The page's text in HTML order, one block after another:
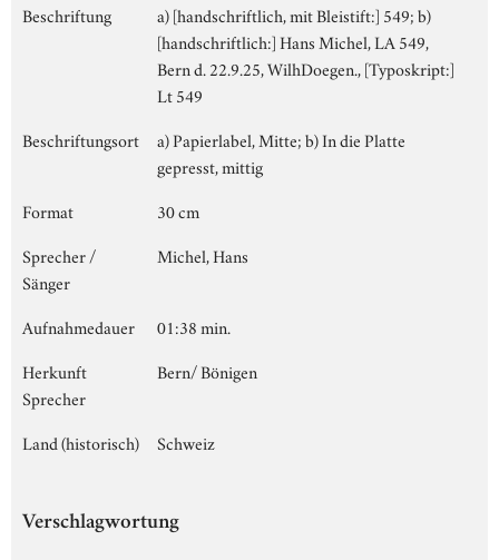
Beschriftung
a) [handschriftlich, mit Bleistift:] 549; b)
[handschriftlich:] Hans Michel, LA 549,
Bern d. 22.9.25, WilhDoegen., [Typoskript:]
Lt 549
Beschriftungsort
a) Papierlabel, Mitte; b) In die Platte
gepresst, mittig
Format
30 cm
Sprecher /
Sänger
Michel, Hans
Aufnahmedauer
01:38 min.
Herkunft
Sprecher
Bern/ Bönigen
Land (historisch) Schweiz
Verschlagwortung